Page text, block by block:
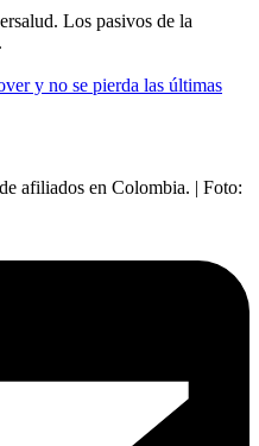
Los pasivos de la
y no se pierda las últimas
afiliados en Colombia. | Foto: